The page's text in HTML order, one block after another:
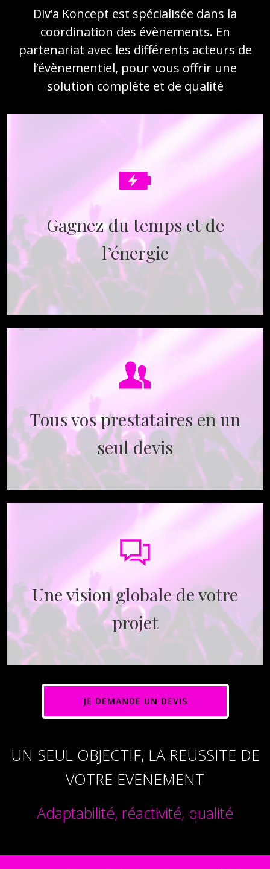
Div’a Koncept est spécialisée dans la
coordination des évènements. En
partenariat avec les différents acteurs de
l’évènementiel, pour vous offrir une
solution complète et de qualité
Gagnez du temps et de
l’énergie
Tous vos prestataires en un
seul devis
Une vision globale de votre
projet
JE DEMANDE UN DEVIS
UN SEUL OBJECTIF, LA REUSSITE DE
VOTRE EVENEMENT
Adaptabilité, réactivité, qualité